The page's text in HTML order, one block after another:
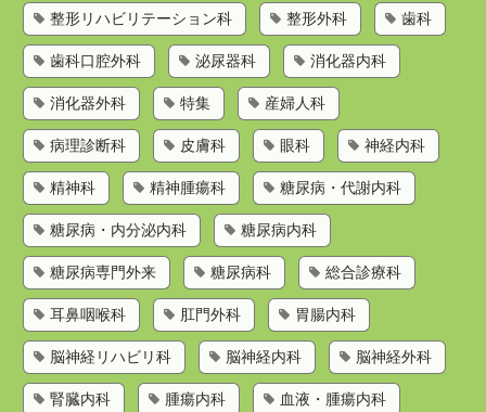
整形リハビリテーション科 整形外科 歯科
歯科口腔外科 泌尿器科 消化器内科
消化器外科 特集 産婦人科
病理診断科 皮膚科 眼科 神経内科
精神科 精神腫瘍科 糖尿病・代謝内科
糖尿病・内分泌内科 糖尿病内科
糖尿病専門外来 糖尿病科 総合診療科
耳鼻咽喉科 肛門外科 胃腸内科
脳神経リハビリ科 脳神経内科 脳神経外科
腎臓内科 腫瘍内科 血液・腫瘍内科